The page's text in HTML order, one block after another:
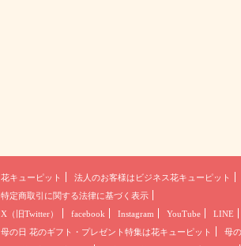
花キューピット 法人のお客様は ビジネス花キューピット
特定商取引に関する法律に基づく表示
X（旧Twitter）
facebook Instagram YouTube LINE
母の日 花のギフト・プレゼント 特集は花キューピット 母